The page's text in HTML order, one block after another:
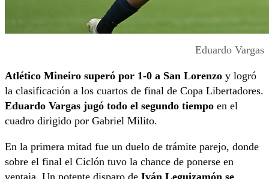
Eduardo Vargas
Atlético Mineiro superó por 1-0 a San Lorenzo y logró
la clasificación a los cuartos de final de Copa Libertadores.
Eduardo Vargas jugó todo el segundo tiempo en el
cuadro dirigido por Gabriel Milito.
En la primera mitad fue un duelo de trámite parejo, donde
sobre el final el Ciclón tuvo la chance de ponerse en